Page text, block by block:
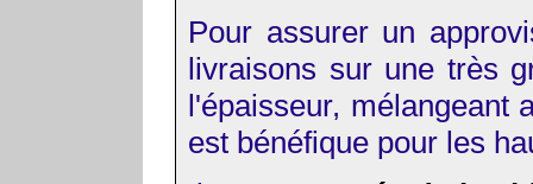
Pour assurer un
livraisons sur une très
l'épaisseur, mélangeant
est bénéfique pour les